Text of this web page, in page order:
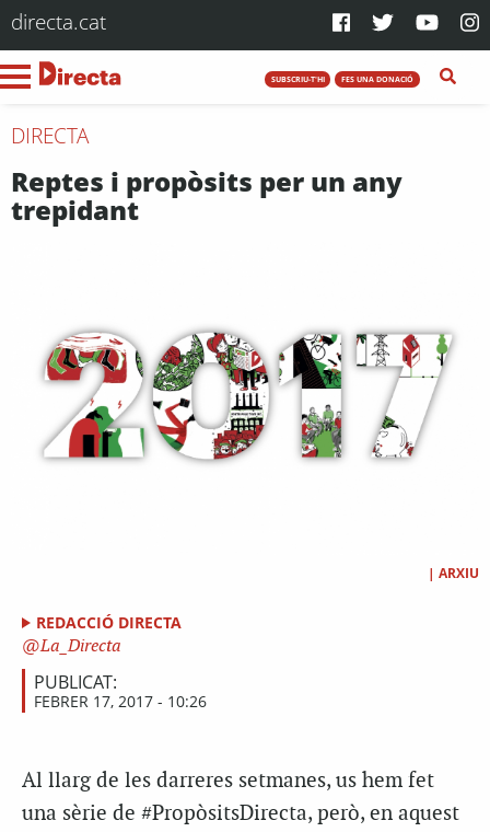
directa.cat
SUBSCRIU-T'HI FES UNA DONACIÓ
DIRECTA
Reptes i propòsits per un any
trepidant
| ARXIU
REDACCIÓ DIRECTA
La_Directa
PUBLICAT:
FEBRER 17, 2017 - 10:26
Al llarg de les darreres setmanes, us hem fet
una sèrie de #PropòsitsDirecta, però, en aquest